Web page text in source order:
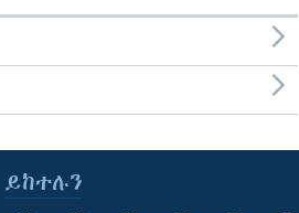
ይከተሉን